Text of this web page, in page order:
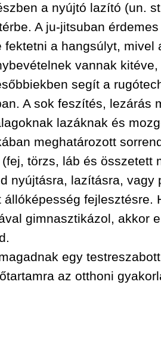
a nyújtó lazító (un.
A ju-jitsuban
fektetni a hangsúlyt, mivel
vannak
segít a
A sok feszítés, lezárás
lazáknak és
meghatározott
törzs, láb és összetett
nyújtásra, lazításra, vagy
állóképesség fejlesztésre.
gimnasztikázol, akkor
egy
az otthoni